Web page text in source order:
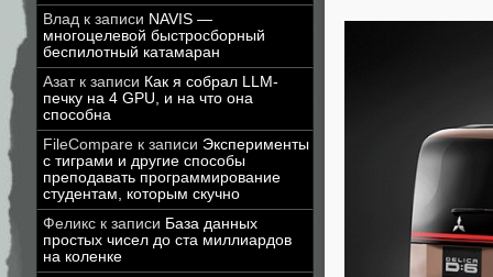
Влад к записи NAVIS —
многоцелевой быстросборный
беспилотный катамаран
Азатк записи Как я собрал LLM-
печку на 4 GPU, и на что она
способна
FileCompare к записи Эксперименты
с тиграми и другие способы
преподавать программирование
студентам, которым скучно
Феликс к записи База данных
простых чисел до ста миллиардов
на коленке